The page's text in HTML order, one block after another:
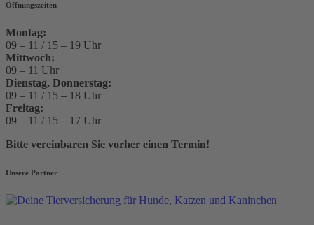
Öffnungszeiten
Montag:
09 – 11 / 15 – 19 Uhr
Mittwoch:
09 – 11 Uhr
Dienstag, Donnerstag:
09 – 11 / 15 – 18 Uhr
Freitag:
09 – 11 / 15 – 17 Uhr
Bitte vereinbaren Sie vorher einen Termin!
Unsere Partner